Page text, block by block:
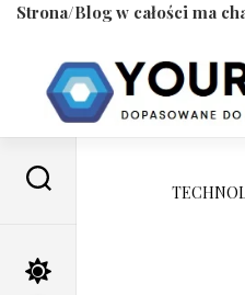
Strona/Blog w całości ma
content